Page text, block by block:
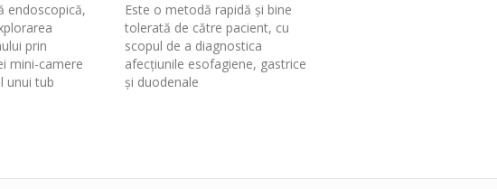
endoscopică,
prin
mini-camere
unui tub
Este o metodă rapidă şi bine
tolerată de către pacient, cu
scopul de a diagnostica
afecţiunile esofagiene, gastrice
şi duodenale